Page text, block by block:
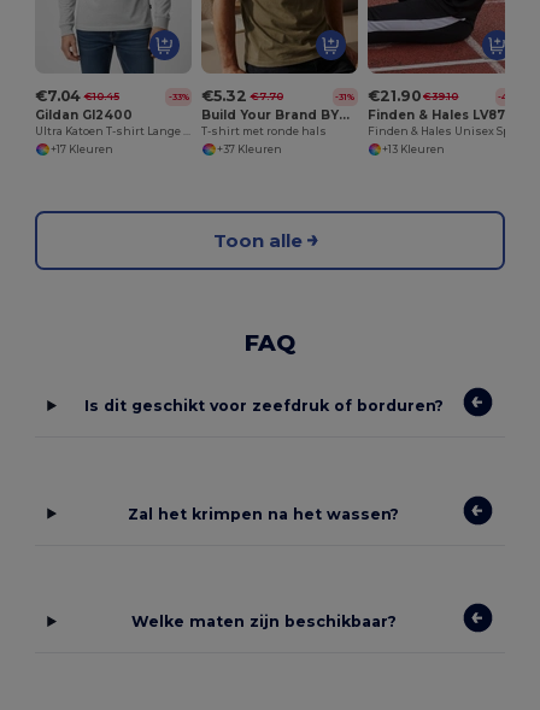
€7.04 €10.45 -33%
Gildan GI2400
Ultra Katoen T-shirt Lange Mouw voor volwassenen
+17 Kleuren
€5.32 €7.70 -31%
Build Your Brand BY004
T-shirt met ronde hals
+37 Kleuren
€21.90 €39.10 -44%
Finden & Hales LV871
+13 Kleuren
Toon alle
FAQ
Is dit geschikt voor zeefdruk of borduren?
Zal het krimpen na het wassen?
Welke maten zijn beschikbaar?